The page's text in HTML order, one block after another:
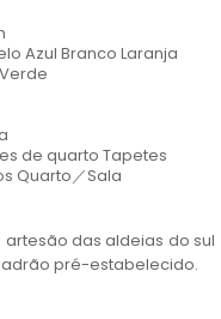
Azul Branco Laranja
de quarto Tapetes
Quarto／Sala
artesão das aldeias do sul
pré-estabelecido.